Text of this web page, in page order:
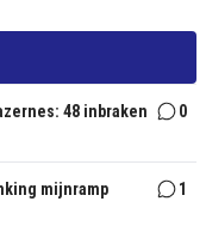
48 inbraken
0
mijnramp
1